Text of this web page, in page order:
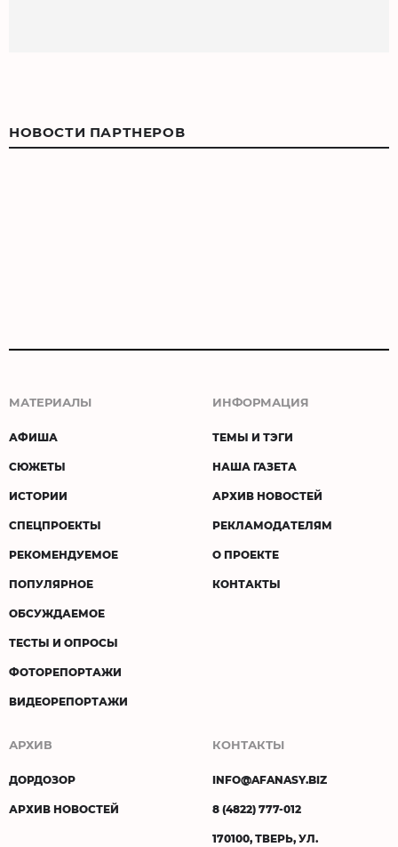
НОВОСТИ ПАРТНЕРОВ
МАТЕРИАЛЫ
АФИША
СЮЖЕТЫ
ИСТОРИИ
СПЕЦПРОЕКТЫ
РЕКОМЕНДУЕМОЕ
ПОПУЛЯРНОЕ
ОБСУЖДАЕМОЕ
ТЕСТЫ И ОПРОСЫ
ФОТОРЕПОРТАЖИ
ВИДЕОРЕПОРТАЖИ
ИНФОРМАЦИЯ
ТЕМЫ И ТЭГИ
НАША ГАЗЕТА
АРХИВ НОВОСТЕЙ
РЕКЛАМОДАТЕЛЯМ
О ПРОЕКТЕ
КОНТАКТЫ
АРХИВ
ДОРДОЗОР
АРХИВ НОВОСТЕЙ
КОНТАКТЫ
INFO@AFANASY.BIZ
8 (4822) 777-012
170100, ТВЕРЬ, УЛ.